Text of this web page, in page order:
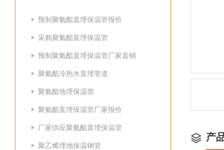
预制聚氨酯直埋保温管报价
采购聚氨酯直埋保温管
预制聚氨酯直埋保温管厂家直销
聚氨酯冷热水直埋管道
聚氨酯地埋保温管
聚氨酯直埋保温管厂家报价
厂家供应聚氨酯直埋保温管
聚乙烯埋地保温钢管
产